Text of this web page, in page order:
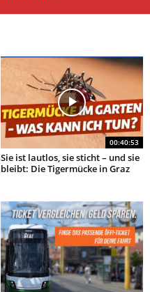
00:40:53
Sie ist lautlos, sie sticht – und sie
bleibt: Die Tigermücke in Graz